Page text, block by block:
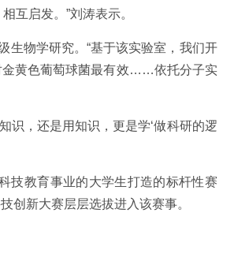
互启发。”刘涛表示。
生物学研究。“基于该实验室，我们开
金黄色葡萄球菌最有效……依托分子实
识，还是用知识，更是学‘做科研的逻
技教育事业的大学生打造的标杆性赛
创新大赛层层选拔进入该赛事。